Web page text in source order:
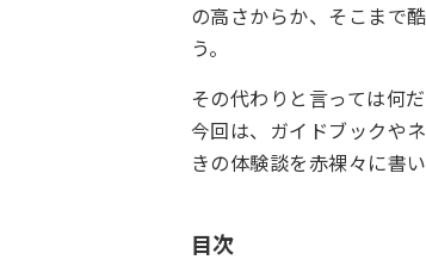
の高さからか、そこまで
う。
その代わりと言っては何
今回は、ガイドブックや
きの体験談を赤裸々に書い
目次